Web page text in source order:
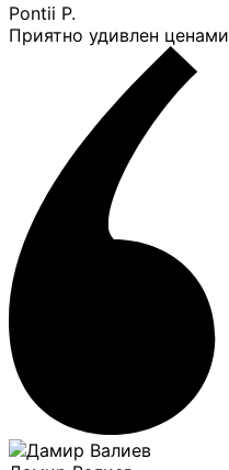
Pontii P.
Приятно удивлен ценами